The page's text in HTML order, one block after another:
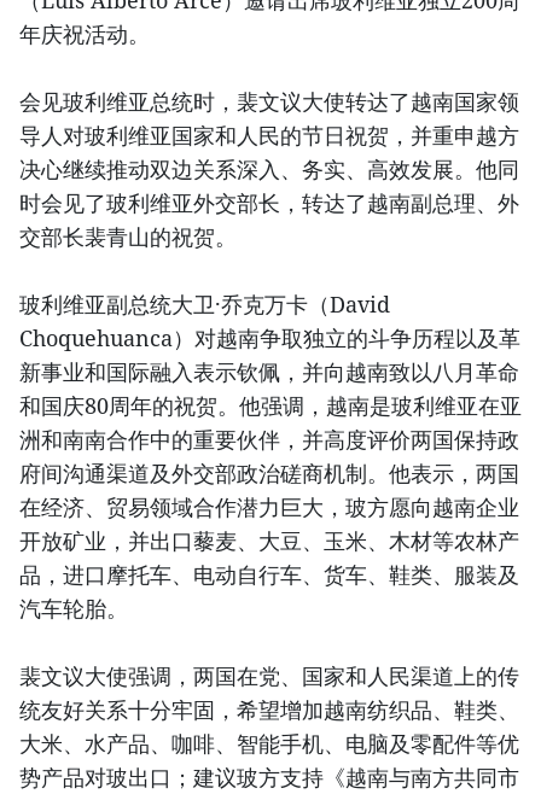
年庆祝活动。
会见玻利维亚总统时，裴文议大使转达了越南国家领
导人对玻利维亚国家和人民的节日祝贺，并重申越方
决心继续推动双边关系深入、务实、高效发展。他同
时会见了玻利维亚外交部长，转达了越南副总理、外
交部长裴青山的祝贺。
玻利维亚副总统大卫·乔克万卡（David
Choquehuanca）对越南争取独立的斗争历程以及革
新事业和国际融入表示钦佩，并向越南致以八月革命
和国庆80周年的祝贺。他强调，越南是玻利维亚在亚
洲和南南合作中的重要伙伴，并高度评价两国保持政
府间沟通渠道及外交部政治磋商机制。他表示，两国
在经济、贸易领域合作潜力巨大，玻方愿向越南企业
开放矿业，并出口藜麦、大豆、玉米、木材等农林产
品，进口摩托车、电动自行车、货车、鞋类、服装及
汽车轮胎。
裴文议大使强调，两国在党、国家和人民渠道上的传
统友好关系十分牢固，希望增加越南纺织品、鞋类、
大米、水产品、咖啡、智能手机、电脑及零配件等优
势产品对玻出口；建议玻方支持《越南与南方共同市